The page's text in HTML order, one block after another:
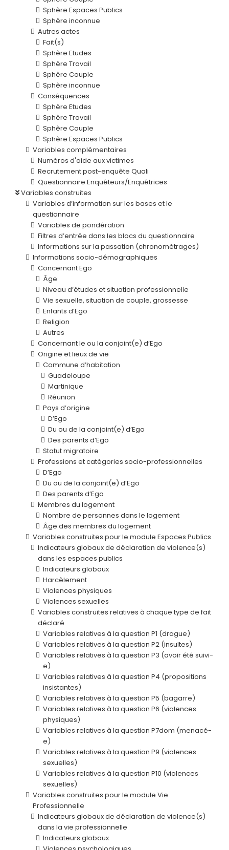
Sphère Espaces Publics
Sphère inconnue
Autres actes
Fait(s)
Sphère Etudes
Sphère Travail
Sphère Couple
Sphère inconnue
Conséquences
Sphère Etudes
Sphère Travail
Sphère Couple
Sphère Espaces Publics
Variables complémentaires
Numéros d'aide aux victimes
Recrutement post-enquête Quali
Questionnaire Enquêteurs/Enquêtrices
Variables construites
Variables d’information sur les bases et le
questionnaire
Variables de pondération
Filtres d’entrée dans les blocs du questionnaire
Informations sur la passation (chronométrages)
Informations socio-démographiques
Concernant Ego
Âge
Niveau d’études et situation professionnelle
Vie sexuelle, situation de couple, grossesse
Enfants d’Ego
Religion
Autres
Concernant le ou la conjoint(e) d’Ego
Origine et lieux de vie
Commune d’habitation
Guadeloupe
Martinique
Réunion
Pays d’origine
D’Ego
Du ou de la conjoint(e) d’Ego
Des parents d’Ego
Statut migratoire
Professions et catégories socio-professionnelles
D’Ego
Du ou de la conjoint(e) d’Ego
Des parents d’Ego
Membres du logement
Nombre de personnes dans le logement
Âge des membres du logement
Variables construites pour le module Espaces Publics
Indicateurs globaux de déclaration de violence(s)
dans les espaces publics
Indicateurs globaux
Harcèlement
Violences physiques
Violences sexuelles
Variables construites relatives à chaque type de fait
déclaré
Variables relatives à la question P1 (drague)
Variables relatives à la question P2 (insultes)
Variables relatives à la question P3 (avoir été suivi-
e)
Variables relatives à la question P4 (propositions
insistantes)
Variables relatives à la question P5 (bagarre)
Variables relatives à la question P6 (violences
physiques)
Variables relatives à la question P7dom (menacé-
e)
Variables relatives à la question P9 (violences
sexuelles)
Variables relatives à la question P10 (violences
sexuelles)
Variables construites pour le module Vie
Professionnelle
Indicateurs globaux de déclaration de violence(s)
dans la vie professionnelle
Indicateurs globaux